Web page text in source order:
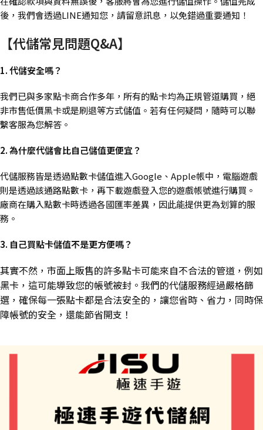
後，我們會透過LINE通知您，請留意訊息，以免錯過重要通知！
【代儲常見問題Q&A】
1. 代儲安全嗎？
我們已與多家點卡商合作多年，所有的點卡均為正規管道購買，絕
非市售低價黑卡或是刷退等方式儲值。若有任何疑問，隨時可以聯
繫客服為您解答。
2. 為什麼代儲會比自己儲值更便宜？
代儲服務皆是透過點數卡儲值進入Google、Apple帳中，電腦遊戲
則是透過該通路點數卡，再下載遊戲登入您的遊戲帳號進行購買。
廠商在購入點數卡時透過各國匯率差異，因此能提供更為划算的服
務。
3. 自己買點卡儲值不是更方便嗎？
其實不然，市面上販售的許多點卡可能來自不合法的管道，例如
黑卡，這可能導致您的帳號被封。我們的代儲服務經過嚴格篩
選，確保每一張點卡都是合法安全的，讓您省時、省力，同時保
障帳號的安全，還能節省開支！